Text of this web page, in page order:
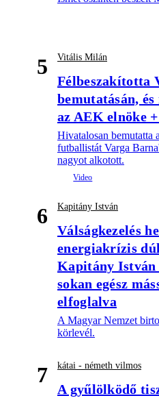
5 Vitális Milán
Félbeszakította
bemutatásán,
az AEK elnöke
Hivatalosan bemutatta
futballistát Varga
nagyot alkotott.
6 Kapitány István
Válságkezelés
energiakrízis
Kapitány
sokan egész
elfoglalva
A Magyar Nemzet
körlevél.
7 kátai - németh vilmos
A gyűlölködő